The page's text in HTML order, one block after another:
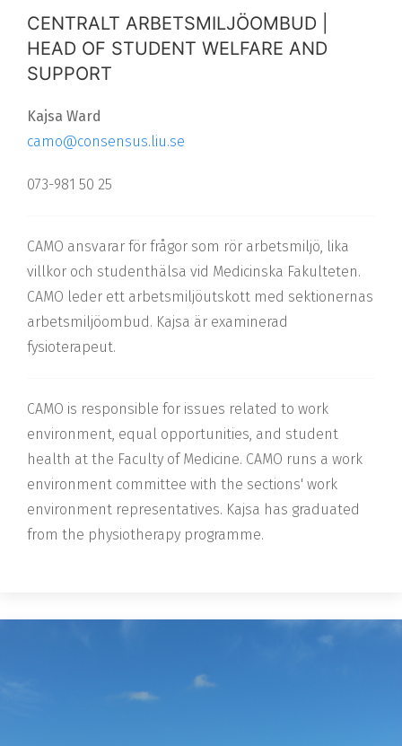
CENTRALT ARBETSMILJÖOMBUD |
HEAD OF STUDENT WELFARE AND
SUPPORT
Kajsa Ward
camo@consensus.liu.se
073-981 50 25
CAMO ansvarar för frågor som rör arbetsmiljö, lika
villkor och studenthälsa vid Medicinska Fakulteten.
CAMO leder ett arbetsmiljöutskott med sektionernas
arbetsmiljöombud. Kajsa är examinerad
fysioterapeut.
CAMO is responsible for issues related to work
environment, equal opportunities, and student
health at the Faculty of Medicine. CAMO runs a work
environment committee with the sections' work
environment representatives. Kajsa has graduated
from the physiotherapy programme.